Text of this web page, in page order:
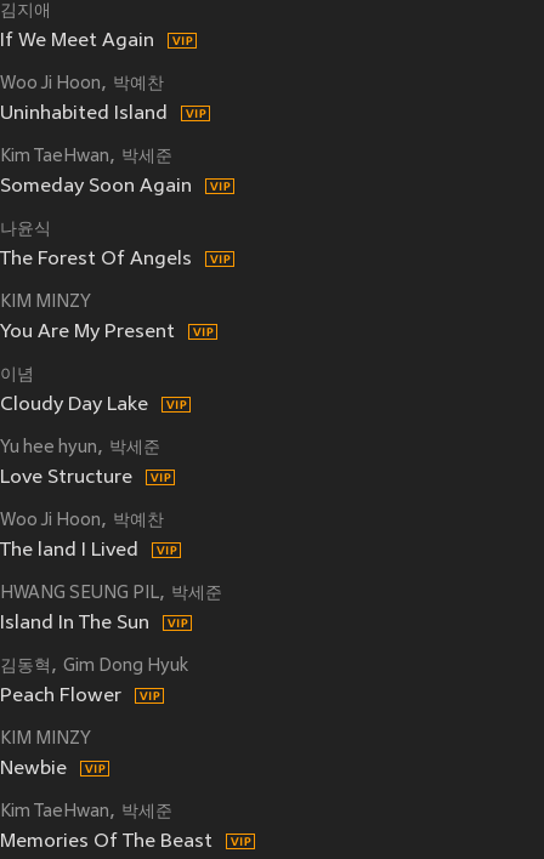
김지애
If We Meet Again
Woo Ji Hoon 박예찬
Uninhabited Island
Kim TaeHwan 박세준
Someday Soon Again
나윤식
The Forest Of Angels
KIM MINZY
You Are My Present
이념
Cloudy Day Lake
Yu hee hyun 박세준
Love Structure
Woo Ji Hoon 박예찬
The land I Lived
HWANG SEUNG PIL 박세준
Island In The Sun
김동혁 Gim Dong Hyuk
Peach Flower
KIM MINZY
Newbie
Kim TaeHwan 박세준
Memories Of The Beast